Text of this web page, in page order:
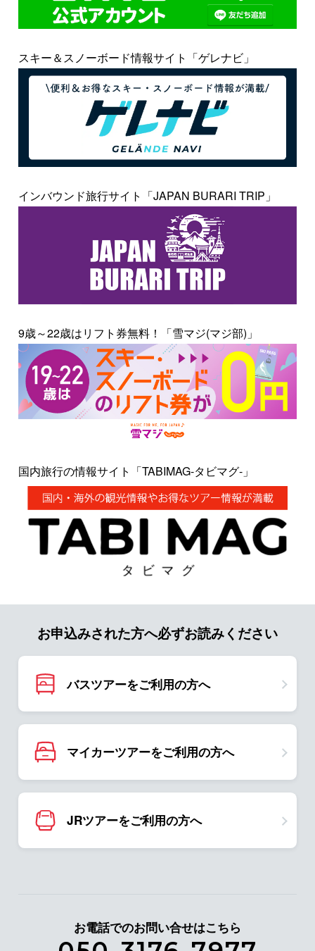
スキー＆スノーボード情報サイト「ゲレナビ」
インバウンド旅行サイト「JAPAN BURARI TRIP」
9歳～22歳はリフト券無料！「雪マジ(マジ部)」
国内旅行の情報サイト「TABIMAG-タビマグ-」
お申込みされた方へ必ずお読みください
バスツアーをご利用の方へ
マイカーツアーをご利用の方へ
JRツアーをご利用の方へ
お電話でのお問い合せはこちら